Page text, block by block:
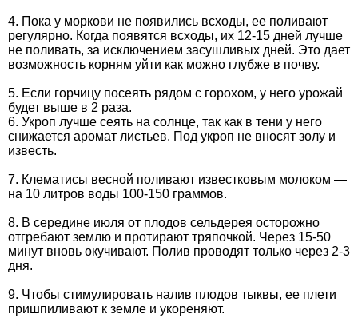
4. Пока у моркови не появились всходы, ее поливают
регулярно. Когда появятся всходы, их 12-15 дней лучше
не поливать, за исключением засушливых дней. Это дает
возможность корням уйти как можно глубже в почву.
5. Если горчицу посеять рядом с горохом, у него урожай
будет выше в 2 раза.
6. Укроп лучше сеять на солнце, так как в тени у него
снижается аромат листьев. Под укроп не вносят золу и
известь.
7. Клематисы весной поливают известковым молоком —
на 10 литров воды 100-150 граммов.
8. В середине июля от плодов сельдерея осторожно
отгребают землю и протирают тряпочкой. Через 15-50
минут вновь окучивают. Полив проводят только через 2-3
дня.
9. Чтобы стимулировать налив плодов тыквы, ее плети
пришпиливают к земле и укореняют.